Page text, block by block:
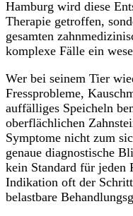
Hamburg wird diese
Therapie getroffen,
gesamten
komplexe Fälle ein
Wer bei seinem Tier
Fressprobleme,
auffälliges Speicheln
oberflächlichen
Symptome nicht zum
genaue diagnostische
kein Standard für jeden
Indikation oft der
belastbare